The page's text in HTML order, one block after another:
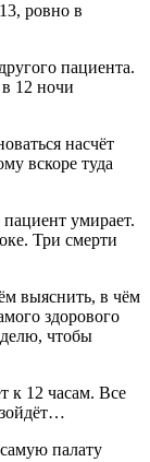
ровно в
пациента.
12 ночи
насчёт
вскоре туда
умирает.
Три смерти
выяснить, в чём
здорового
чтобы
к 12 часам. Все
палату